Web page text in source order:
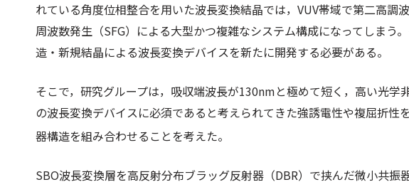
れている角度位相整合を用いた波長変換結晶では，VUV帯域で第二高調
周波数発生（SFG）による大型かつ複雑なシステム構成になってしまう
造・新規結晶による波長変換デバイスを新たに開発する必要がある。
そこで，研究グループは，吸収端波長が130nmと極めて短く，高い光学
の波長変換デバイスに必須であると考えられてきた強誘電性や複屈折性
器構造を組み合わせることを考えた。
SBO波長変換層を高反射分布ブラッグ反射器（DBR）で挟んだ微小共振